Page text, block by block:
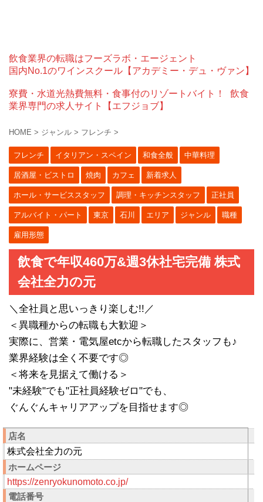
飲食業界の転職はフーズラボ・エージェント
国内No.1のワインスクール【アカデミー・デュ・ヴァン】
寮費・水道光熱費無料・食事付のリゾートバイト！
飲食
業界専門の求人サイト【エフジョブ】
HOME > ジャンル > フレンチ >
フレンチ イタリアン・スペイン 和食全般 中華料理
居酒屋・ビストロ 焼肉 カフェ 新着求人
ホール・サービススタッフ 調理・キッチンスタッフ 正社員
アルバイト・パート 東京 石川 エリア ジャンル 職種
雇用形態
飲食で年収460万&週3休社宅完備 株式
会社全力の元
＼全社員と思いっきり楽しむ!!／
＜異職種からの転職も大歓迎＞
実際に、営業・電気屋etcから転職したスタッフも♪
業界経験は全く不要です◎
＜将来を見据えて働ける＞
"未経験"でも"正社員経験ゼロ"でも、
ぐんぐんキャリアアップを目指せます◎
店名
株式会社全力の元
ホームページ
https://zenryokunomoto.co.jp/
電話番号